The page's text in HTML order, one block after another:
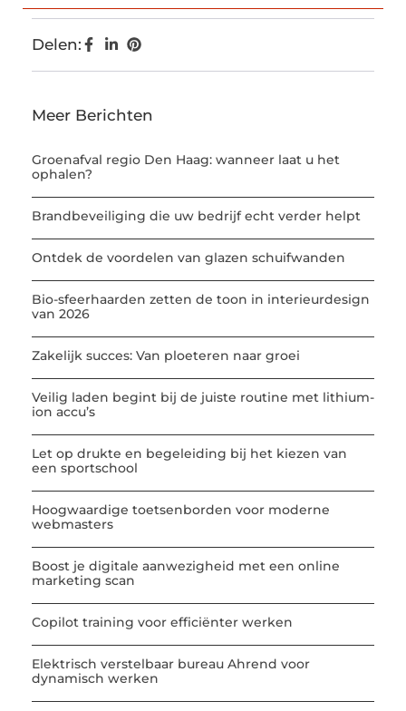
Delen:
Meer Berichten
Groenafval regio Den Haag: wanneer laat u het
ophalen?
Brandbeveiliging die uw bedrijf echt verder helpt
Ontdek de voordelen van glazen schuifwanden
Bio-sfeerhaarden zetten de toon in interieurdesign
van 2026
Zakelijk succes: Van ploeteren naar groei
Veilig laden begint bij de juiste routine met lithium-
ion accu’s
Let op drukte en begeleiding bij het kiezen van
een sportschool
Hoogwaardige toetsenborden voor moderne
webmasters
Boost je digitale aanwezigheid met een online
marketing scan
Copilot training voor efficiënter werken
Elektrisch verstelbaar bureau Ahrend voor
dynamisch werken